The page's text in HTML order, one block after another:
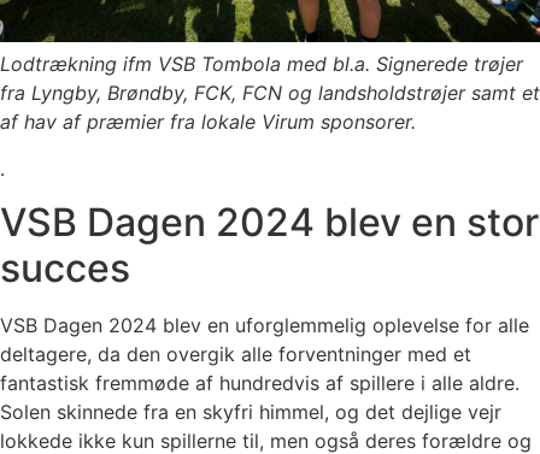
Lodtrækning ifm VSB Tombola med bl.a. Signerede trøjer
fra Lyngby, Brøndby, FCK, FCN og landsholdstrøjer samt et
af hav af præmier fra lokale Virum sponsorer.
.
VSB Dagen 2024 blev en stor
succes
VSB Dagen 2024 blev en uforglemmelig oplevelse for alle
deltagere, da den overgik alle forventninger med et
fantastisk fremmøde af hundredvis af spillere i alle aldre.
Solen skinnede fra en skyfri himmel, og det dejlige vejr
lokkede ikke kun spillerne til, men også deres forældre og